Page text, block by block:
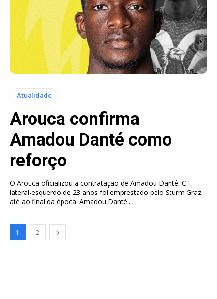
Atualidade
Arouca confirma
Amadou Danté como
reforço
O Arouca oficializou a contratação de Amadou Danté. O
lateral-esquerdo de 23 anos foi emprestado pelo Sturm Graz
até ao final da época. Amadou Danté...
1 2